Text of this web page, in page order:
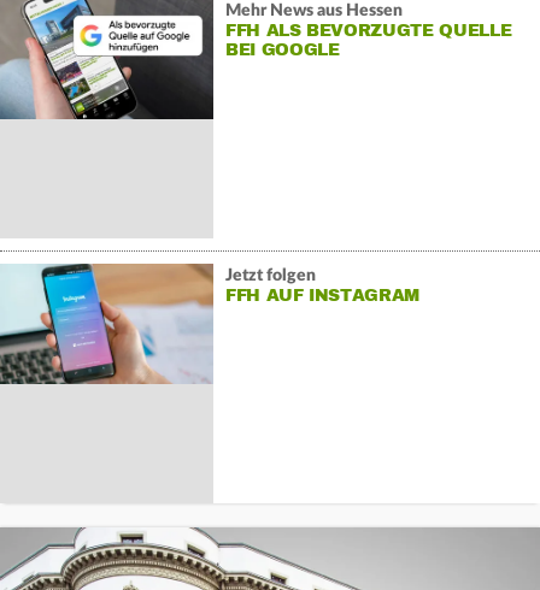
Mehr News aus Hessen
FFH ALS BEVORZUGTE QUELLE
BEI GOOGLE
Jetzt folgen
FFH AUF INSTAGRAM